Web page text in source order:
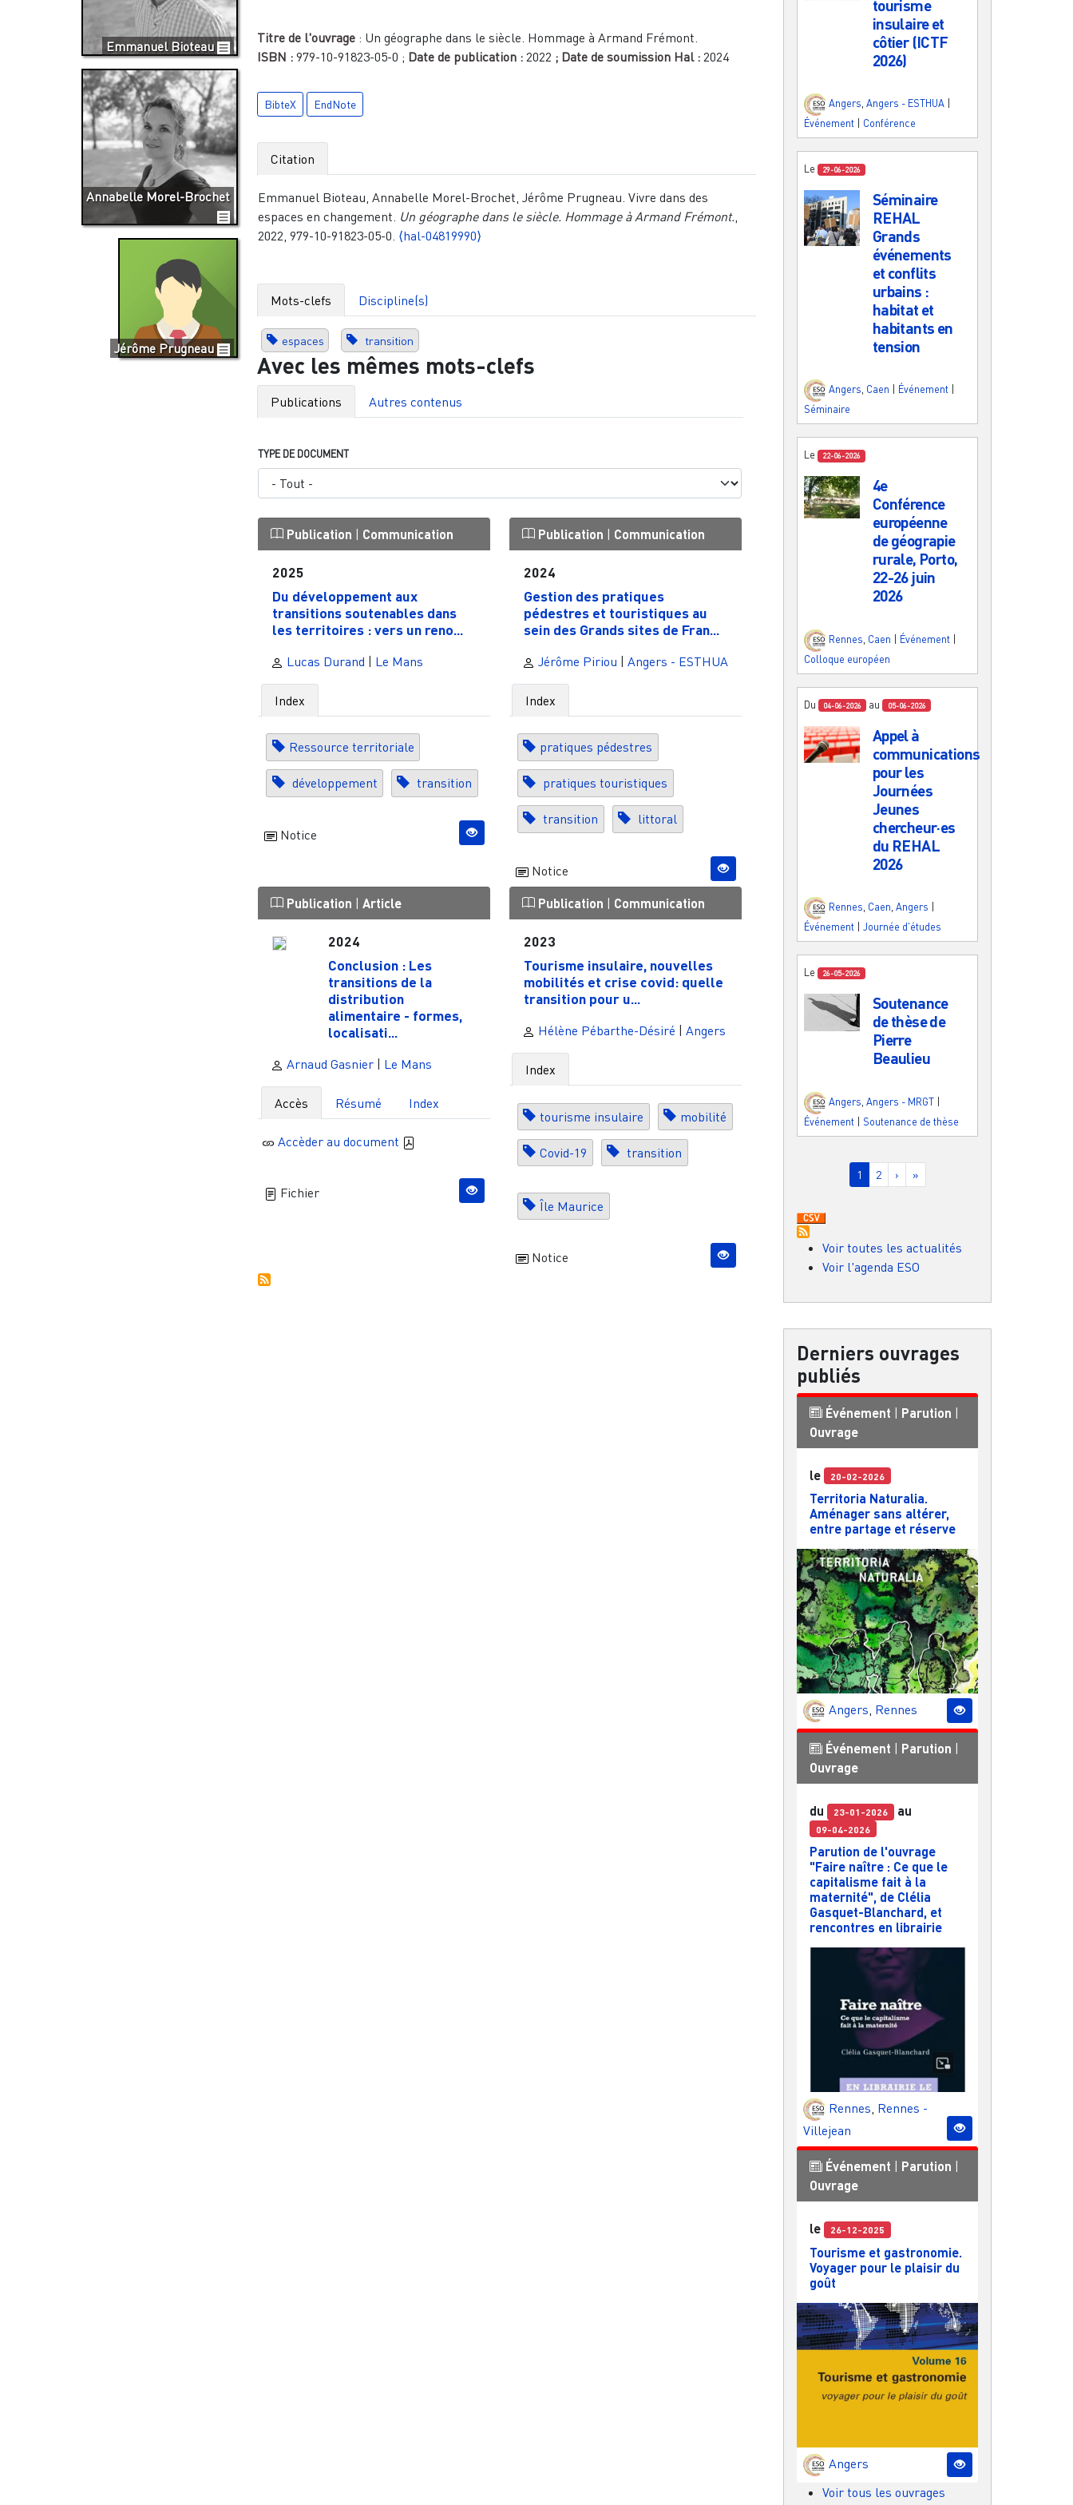
Emmanuel Bioteau
Annabelle Morel-Brochet
Jérôme Prugneau
Titre de l'ouvrage: Un géographe dans le siècle. Hommage à Armand Frémont.
ISBN : 979-10-91823-05-0 ; Date de publication : 2022 ; Date de soumission Hal : 2024
BibteX EndNote
Citation
Emmanuel Bioteau, Annabelle Morel-Brochet, Jérôme Prugneau. Vivre dans des
espaces en changement. Un géographe dans le siècle. Hommage à Armand Frémont.
2022, 979-10-91823-05-0. ⟨hal-04819990⟩
Mots-clefs Discipline(s)
espaces transition
Avec les mêmes mots-clefs
Publications Autres contenus
TYPE DE DOCUMENT
Publication | Communication
2025
Du développement aux
transitions soutenables dans
les territoires : vers un reno...
Lucas Durand | Le Mans
Index
Ressource territoriale
développement transition
Notice
Publication | Communication
2024
Gestion des pratiques
pédestres et touristiques au
sein des Grands sites de Fran...
Jérôme Piriou |Angers - ESTHUA
Index
pratiques pédestres
pratiques touristiques
transition littoral
Notice
Publication |Article
2024
Conclusion : Les
transitions de la
distribution
alimentaire - formes,
localisati...
Arnaud Gasnier Le Mans
Accès Résumé Index
Accèder au document
Fichier
Publication | Communication
2023
Tourisme insulaire, nouvelles
mobilités et crise covid: quelle
transition pour u...
Hélène Pébarthe-Désiré |Angers
Index
tourisme insulaire mobilité
Covid-19 transition
Île Maurice
Notice
tourisme
insulaire et
côtier (ICTF
2026)
Angers Angers - ESTHUA
Événement
Conférence
Le 29-06-2026
Séminaire
REHAL
Grands
événements
et conflits
urbains :
habitat et
habitants en
tension
Angers, Caen Événement
Séminaire
Le 22-06-2026
4e
Conférence
européenne
de géograpie
rurale, Porto,
22-26 juin
2026
Rennes Caen Événement
Colloque européen
Du 04-06-2026 au 05-06-2026
Appel à
communications
pour les
Journées
Jeunes
chercheur·es
du REHAL
2026
Rennes, Caen, Angers
Événement
Journée d'études
Le 26-05-2026
Soutenance
de thèse de
Pierre
Beaulieu
Angers Angers - MRGT
Événement | Soutenance de thèse
Pagination
Page courante
1 Page
2 Page suivante
› Dernière page
»
Voir toutes les actualités
Voir l'agenda ESO
Derniers ouvrages
publiés
Événement | Parution |
Ouvrage
le 20-02-2026
Territoria Naturalia.
Aménager sans altérer,
entre partage et réserve
Angers, Rennes
Événement Parution
Ouvrage
du 23-01-2026 au
09-04-2026
Parution de l'ouvrage
"Faire naître : Ce que le
capitalisme fait à la
maternité", de Clélia
Gasquet-Blanchard, et
rencontres en librairie
Rennes, Rennes -
Villejean
Événement Parution
Ouvrage
le 26-12-2025
Tourisme et gastronomie.
Voyager pour le plaisir du
goût
Angers
Voir tous les ouvrages